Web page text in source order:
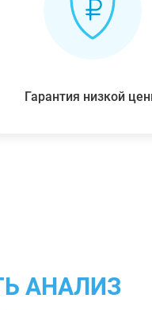
Гарантия низкой
АНАЛИЗ